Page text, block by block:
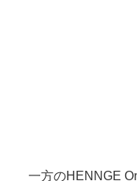
一方のHENNGE